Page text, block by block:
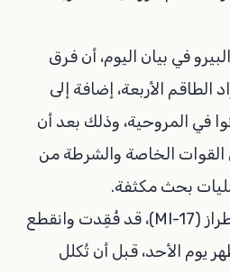
في بيان اليوم، أن فرق
الطاقم الأربعة، إضافة إلى
في المروحية، وذلك بعد أن
الخاصة والشرطة من
بحث مكثفة.
وكانت المروحية، وهي من طراز (MI-17)، قد فُقِدت وانقطع
يوم الأحد، قبل أن تُكلل